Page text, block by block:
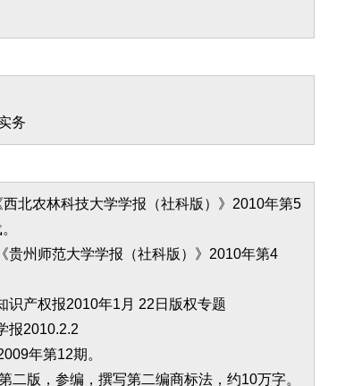
务
北农林科技大学学报（社科版）》2010年第5
贵州师范大学学报（社科版）》2010年第4
识产权报2010年1月 22日版权专题
报2010.2.2
年第12期。
版，参编，撰写第二编商标法，约10万字。